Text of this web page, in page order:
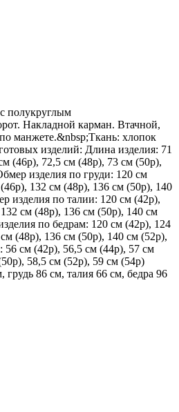
полукруглым
Накладной карман. Втачной,
манжете.&nbsp;Ткань: хлопок
изделий: Длина изделия: 71
(46р), 72,5 см (48р), 73 см (50р),
изделия по груди: 120 см
132 см (48р), 136 см (50р), 140
изделия по талии: 120 см (42р),
см (48р), 136 см (50р), 140 см
по бедрам: 120 см (42р), 124
(48р), 136 см (50р), 140 см (52р),
56 см (42р), 56,5 см (44р), 57 см
58,5 см (52р), 59 см (54р)
86 см, талия 66 см, бедра 96